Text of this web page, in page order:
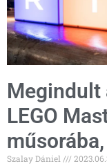
Megindult
LEGO
Szalay Dániel